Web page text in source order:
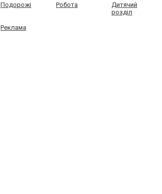
Подорожі Робота
Дитячий
розділ
Реклама